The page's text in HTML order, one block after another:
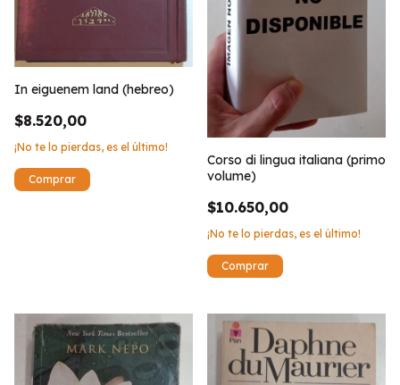
In eiguenem land (hebreo)
$8.520,00
¡No te lo pierdas, es el último!
Corso di lingua italiana (primo
volume)
$10.650,00
¡No te lo pierdas, es el último!